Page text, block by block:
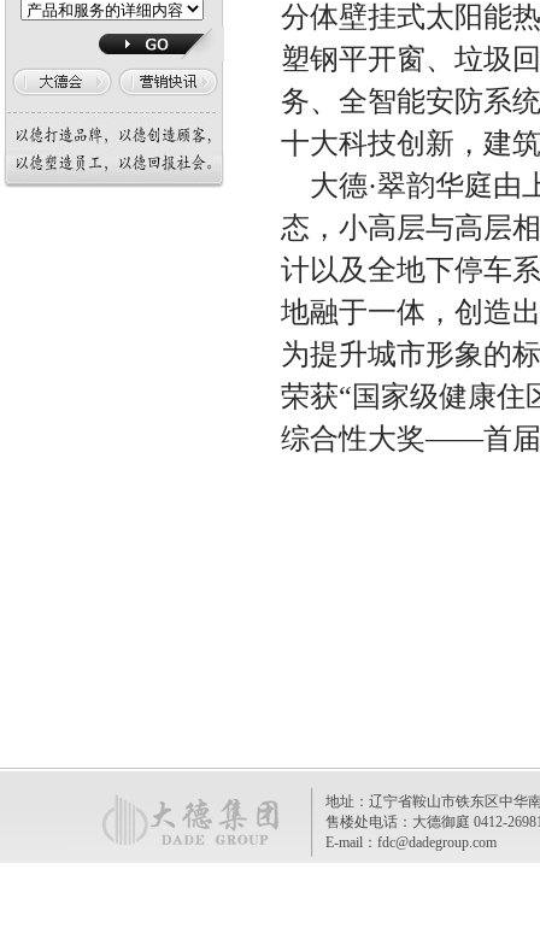
分体壁挂式太阳能
塑钢平开窗、垃圾
务、全智能安防系
十大科技创新，建
大德·翠韵华庭由
态，小高层与高层
计以及全地下停车
地融于一体，创造
为提升城市形象的
荣获“国家级健康住
综合性大奖——首届
地址：辽宁省鞍山市铁东区中华
售楼处电话：大德御庭 0412-
E-mail：fdc@dadegroup.com